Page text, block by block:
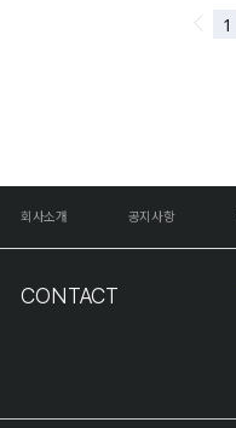
회사소개 공지사항
CONTACT